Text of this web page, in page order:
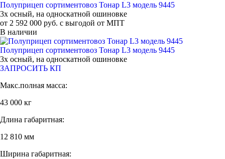
Полуприцеп сортиментовоз Тонар L3 модель 9445
3х осный, на односкатной ошиновке
от 2 592 000 руб. с выгодой от МПТ
В наличии
Полуприцеп сортиментовоз Тонар L3 модель 9445
3х осный, на односкатной ошиновке
ЗАПРОСИТЬ КП
Макс.полная масса:
43 000 кг
Длина габаритная:
12 810 мм
Ширина габаритная: